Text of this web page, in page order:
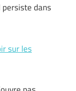
persiste dans
sur les